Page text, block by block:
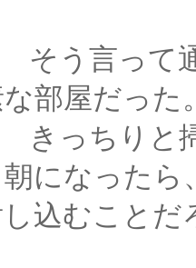
通された
部屋だった
掃除が行
になった
込むことだ